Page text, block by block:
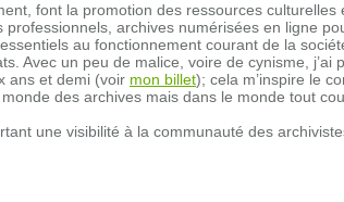
font la promotion des ressources culturelles
archives numérisées en ligne
au fonctionnement courant de la
Avec un peu de malice, voire de cynisme, j’ai
ans et demi (voir mon billet); cela m’inspire le
des archives mais dans le monde tout
une visibilité à la communauté des